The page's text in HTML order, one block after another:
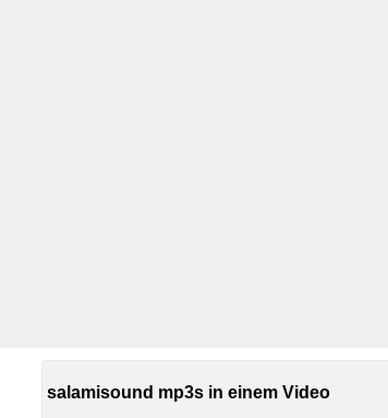
salamisound mp3s in einem Video